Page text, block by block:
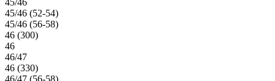
45/46 (52-54)
45/46 (56-58)
46 (300)
46
46/47
46 (330)
46/47 (56-58)